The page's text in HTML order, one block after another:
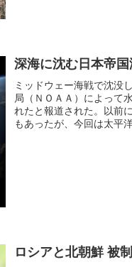
深海に沈む日本帝
ミッドウェー海戦で沈没
局（ＮＯＡＡ）によって
れたと報道された。以前
もあったが、今回は太平
ロシアと北朝鮮 被